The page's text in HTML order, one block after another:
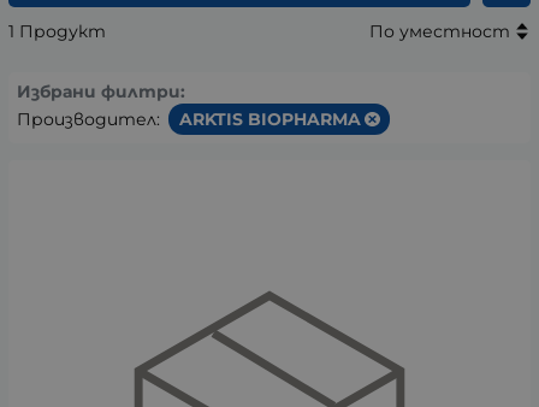
1 Продукт По уместност
Избрани филтри:
Производител:
ARKTIS BIOPHARMA